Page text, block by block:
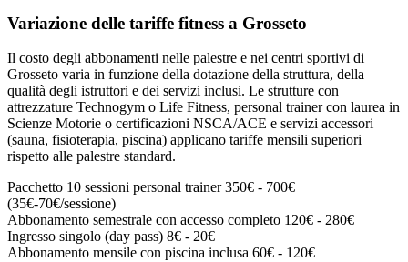
Variazione delle tariffe fitness a Grosseto
Il costo degli abbonamenti nelle palestre e nei centri sportivi di
Grosseto varia in funzione della dotazione della struttura, della
qualità degli istruttori e dei servizi inclusi. Le strutture con
attrezzature Technogym o Life Fitness, personal trainer con laurea in
Scienze Motorie o certificazioni NSCA/ACE e servizi accessori
(sauna, fisioterapia, piscina) applicano tariffe mensili superiori
rispetto alle palestre standard.
Pacchetto 10 sessioni personal trainer 350€ - 700€
(35€-70€/sessione)
Abbonamento semestrale con accesso completo 120€ - 280€
Ingresso singolo (day pass) 8€ - 20€
Abbonamento mensile con piscina inclusa 60€ - 120€